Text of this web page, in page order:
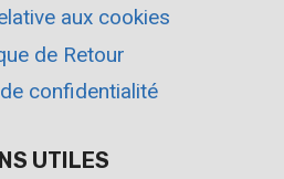
aux cookies
de Retour
confidentialité
UTILES